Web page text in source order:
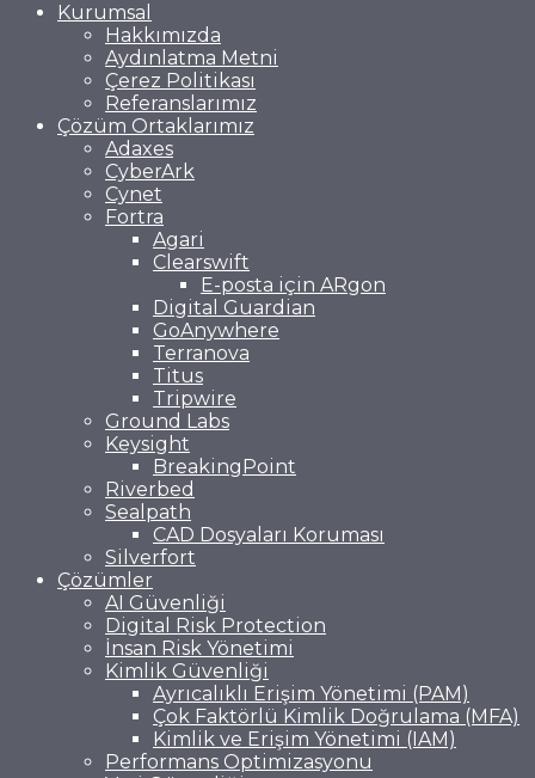
Kurumsal
Hakkımızda
Aydınlatma Metni
Çerez Politikası
Referanslarımız
Çözüm Ortaklarımız
Adaxes
CyberArk
Cynet
Fortra
Agari
Clearswift
E-posta için ARgon
Digital Guardian
GoAnywhere
Terranova
Titus
Tripwire
Ground Labs
Keysight
BreakingPoint
Riverbed
Sealpath
CAD Dosyaları Koruması
Silverfort
Çözümler
AI Güvenliği
Digital Risk Protection
İnsan Risk Yönetimi
Kimlik Güvenliği
Ayrıcalıklı Erişim Yönetimi (PAM)
Çok Faktörlü Kimlik Doğrulama (MFA)
Kimlik ve Erişim Yönetimi (IAM)
Performans Optimizasyonu